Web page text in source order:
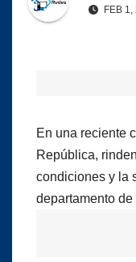
FEB 1,
En una reciente
República,
condiciones y la
departamento de